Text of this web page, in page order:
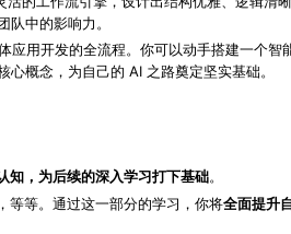
中的影响力。
用开发的全流程。你可以动手搭建一个智
概念，为自己的 AI 之路奠定坚实基础。
知，为后续的深入学习打下基础。
等等。通过这一部分的学习，你将全面提升